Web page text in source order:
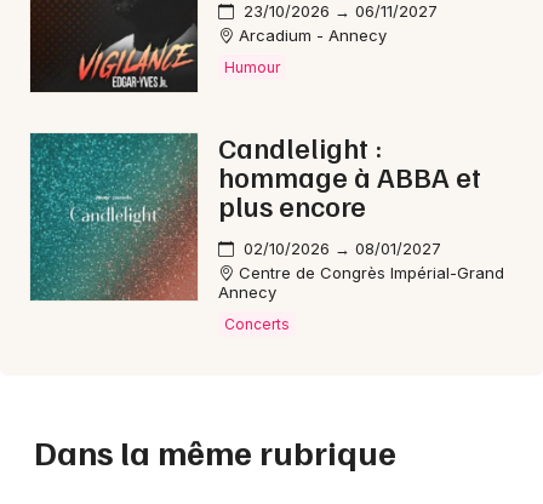
23/10/2026 → 06/11/2027
Arcadium - Annecy
Humour
Candlelight :
hommage à ABBA et
plus encore
02/10/2026 → 08/01/2027
Centre de Congrès Impérial-Grand
Annecy
Concerts
Dans la même rubrique